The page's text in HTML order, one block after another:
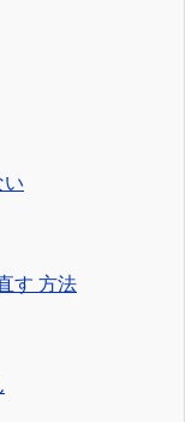
い
す 方法